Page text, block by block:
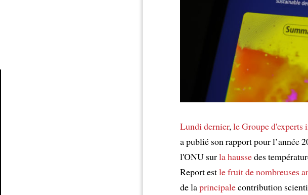
Lundi dernier, le Groupe
a publié son rapport pour l’année
l'ONU surla haussedes
Report estle fruitde nombreuses
de laprincipalecontribution